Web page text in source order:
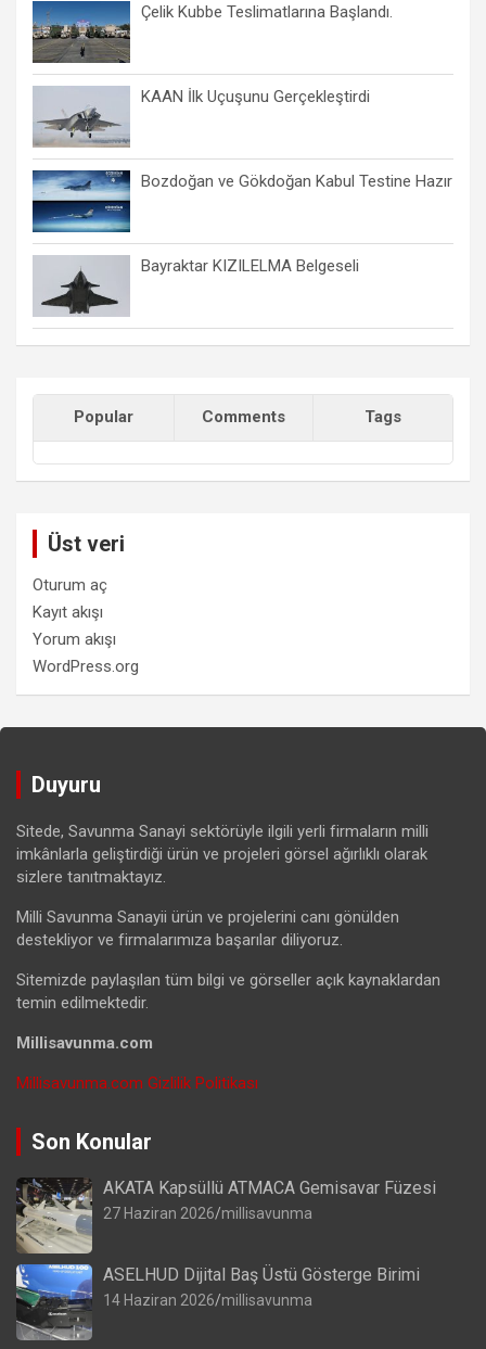
Çelik Kubbe Teslimatlarına Başlandı.
KAAN İlk Uçuşunu Gerçekleştirdi
Bozdoğan ve Gökdoğan Kabul Testine Hazır
Bayraktar KIZILELMA Belgeseli
Popular Comments Tags
Üst veri
Oturum aç
Kayıt akışı
Yorum akışı
WordPress.org
Duyuru
Sitede, Savunma Sanayi sektörüyle ilgili yerli firmaların milli
imkânlarla geliştirdiği ürün ve projeleri görsel ağırlıklı olarak
sizlere tanıtmaktayız.
Milli Savunma Sanayii ürün ve projelerini canı gönülden
destekliyor ve firmalarımıza başarılar diliyoruz.
Sitemizde paylaşılan tüm bilgi ve görseller açık kaynaklardan
temin edilmektedir.
Millisavunma.com
Millisavunma.com Gizlilik Politikası
Son Konular
AKATA Kapsüllü ATMACA Gemisavar Füzesi
27 Haziran 2026 millisavunma
ASELHUD Dijital Baş Üstü Gösterge Birimi
14 Haziran 2026 millisavunma